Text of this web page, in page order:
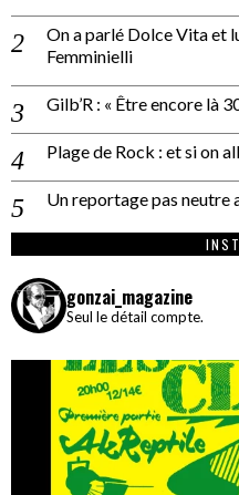
On a parlé Dolce Vita et
Femminielli
Gilb’R : « Être encore là
Plage de Rock : et si on
Un reportage pas neutre
gonzai_magazine
Seul le détail compte.